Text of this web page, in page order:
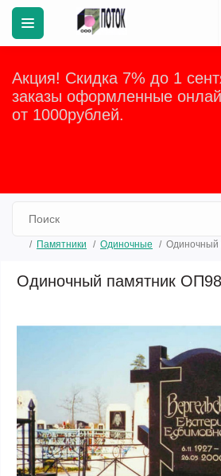
Акция! Скидка 7% до 1
заказы оформленные
от 1000рублей.
Памятники Одиночные Одиночный
Одиночный памятник ОП98